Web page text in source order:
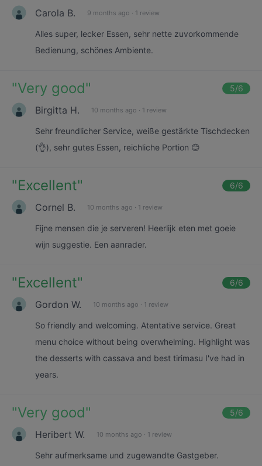
Carola B. 9 months ago · 1 review
Alles super, lecker Essen, sehr nette zuvorkommende
Bedienung, schönes Ambiente.
"Very good" 5/6
Birgitta H. 10 months ago · 1 review
Sehr freundlicher Service, weiße gestärkte Tischdecken
(👌), sehr gutes Essen, reichliche Portion 😊
"Excellent" 6/6
Cornel B. 10 months ago · 1 review
Fijne mensen die je serveren! Heerlijk eten met goeie
wijn suggestie. Een aanrader.
"Excellent" 6/6
Gordon W. 10 months ago · 1 review
So friendly and welcoming. Atentative service. Great
menu choice without being overwhelming. Highlight was
the desserts with cassava and best tirimasu I've had in
years.
"Very good" 5/6
Heribert W. 10 months ago · 1 review
Sehr aufmerksame und zugewandte Gastgeber.